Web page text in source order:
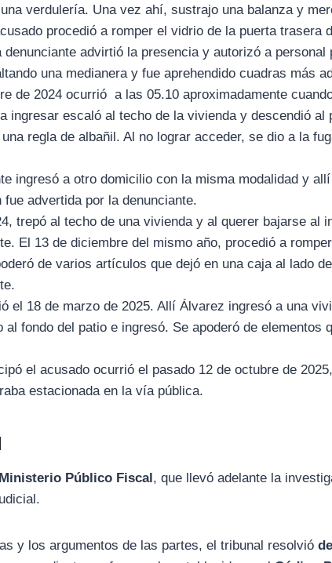
verdulería. Una vez ahí, sustrajo una balanza y
procedió a romper el vidrio de la puerta trasera
advirtió la presencia y autorizó a personal
una medianera y fue aprehendido cuadras más
de 2024 ocurrió a las 05.10 aproximadamente
ingresar escaló al techo de la vivienda y descendió al
regla de albañil. Al no lograr acceder, se dio a la
ingresó a otro domicilio con la misma modalidad y
advertida por la denunciante.
trepó al techo de una vivienda y al querer bajarse al
El 13 de diciembre del mismo año, procedió a
de varios artículos que dejó en una caja al lado
el 18 de marzo de 2025. Allí Álvarez ingresó a una
fondo del patio e ingresó. Se apoderó de elementos
el acusado ocurrió el pasado 12 de octubre de
estacionada en la vía pública.
Ministerio Público Fiscal, que llevó adelante la
y los argumentos de las partes, el tribunal resolvió